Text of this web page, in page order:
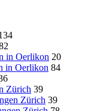
in Oerlikon 20
in Oerlikon 84
Zürich 39
Zürich 39